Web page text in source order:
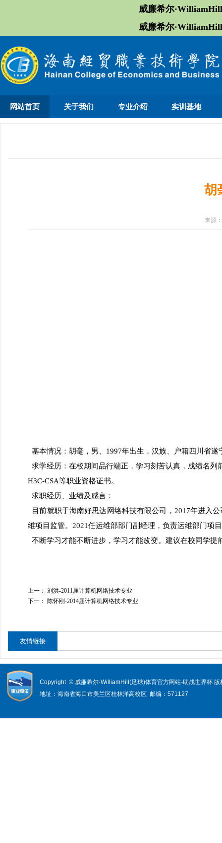
威廉希尔
威廉希尔
网站首页 关于我们 专业介绍 实训基地
胡
来源：
基本情况：胡毫，男、1997年出生，汉族、户籍四川省
求学经历：在校期间品行端正，学习刻苦认真，成绩名列
H3C-CSA等职业资格证书。
求职经历、业绩及感言：
目前就职于海南好思达网络科技有限公司，2017年进入
维项目监管。2021任运维部部门副经理，负责运维部门
不断学习才能不断进步，学习才能改变。建议在校同学
上一： 刘洪-2011届计算机网络技术专业
下一：
陈怀刚-2014届计算机网络技术专业
友情链接
Copyright © 威廉希尔·WilliamHill(足球)体育官方网站-助战世界杯
地址：海南省海口市美兰区桂林洋高校区 邮编：571127